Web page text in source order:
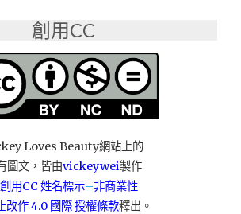
衛
浴-
台
中
旗
店"
創用CC
Loves Beauty網站上的
圖文，皆由vickeywei製作
創用CC 姓名標示–非商業性
改作4.0 國際 授權條款釋出。